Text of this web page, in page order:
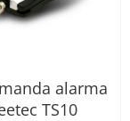
alarma
TS10